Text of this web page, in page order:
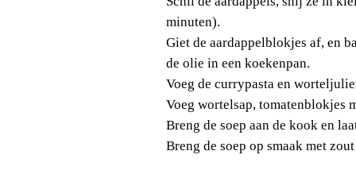
minuten).
Giet de aardappelblokjes af, en
de olie in een koekenpan.
Voeg de currypasta en
Voeg wortelsap, tomatenblokjes
Breng de soep aan de kook en
Breng de soep op smaak met